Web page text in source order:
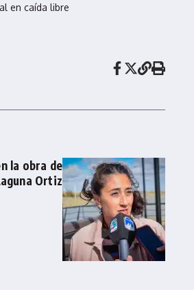
en caída libre
la obra de
Ortiz